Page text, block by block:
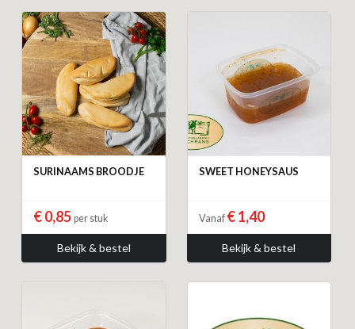
SURINAAMS BROODJE
€ 0,85 per stuk
Bekijk & bestel
SWEET HONEYSAUS
Vanaf € 1,40
Bekijk & bestel